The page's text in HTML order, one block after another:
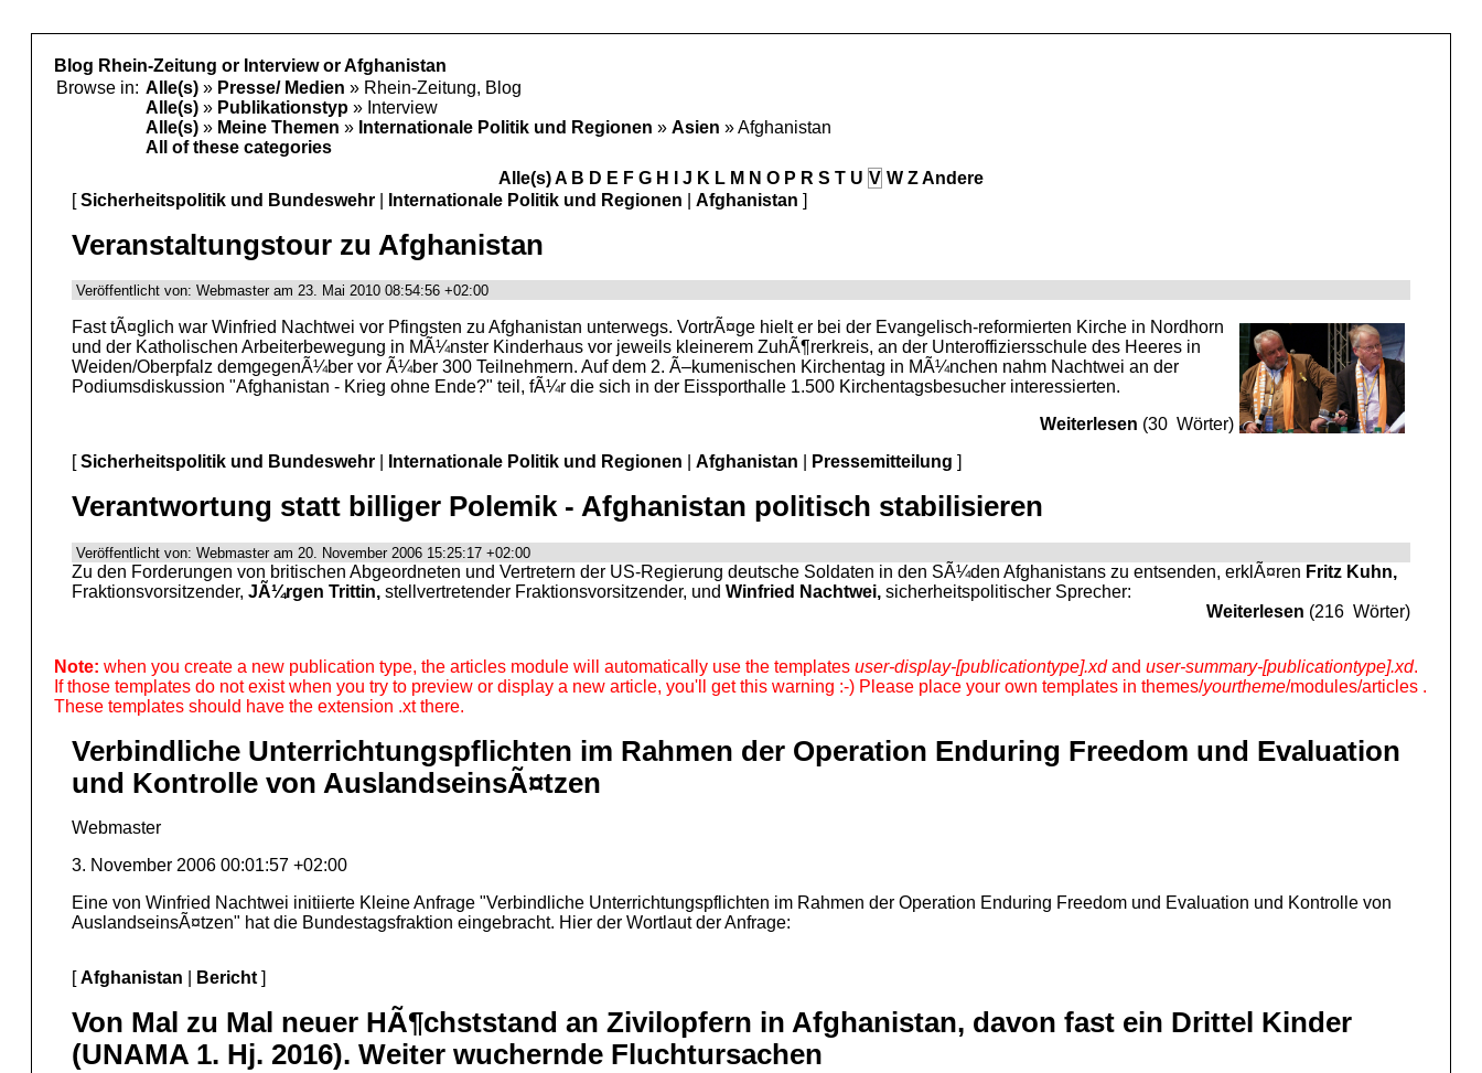
Blog Rhein-Zeitung or Interview or Afghanistan
Browse in: Alle(s) » Presse/ Medien » Rhein-Zeitung, Blog
Alle(s) » Publikationstyp » Interview
Alle(s) » Meine Themen » Internationale Politik und Regionen » Asien » Afghanistan
All of these categories
Alle(s)A B D E F G H J K L M N O P R S T U V W ZAndere
[Sicherheitspolitik und Bundeswehr Internationale Politik und Regionen Afghanistan ]
Veranstaltungstour zu Afghanistan
Veröffentlicht von: Webmaster am 23. Mai 2010 08:54:56 +02:00
Fast tÃ¤glich war Winfried Nachtwei vor Pfingsten zu Afghanistan unterwegs. VortrÃ¤ge hielt er bei der Evangelisch-reformierten Kirche in Nordhorn
und der Katholischen Arbeiterbewegung in MÃ¼nster Kinderhaus vor jeweils kleinerem ZuhÃ¶rerkreis, an der Unteroffiziersschule des Heeres in
Weiden/Oberpfalz demgegenÃ¼ber vor Ã¼ber 300 Teilnehmern. Auf dem 2. Ã–kumenischen Kirchentag in MÃ¼nchen nahm Nachtwei an der
Podiumsdiskussion "Afghanistan - Krieg ohne Ende?" teil, fÃ¼r die sich in der Eissporthalle 1.500 Kirchentagsbesucher interessierten.
Weiterlesen (30 Wörter)
[Sicherheitspolitik und Bundeswehr Internationale Politik und Regionen Afghanistan Pressemitteilung ]
Verantwortung statt billiger Polemik - Afghanistan politisch stabilisieren
Veröffentlicht von: Webmaster am 20. November 2006 15:25:17 +02:00
Zu den Forderungen von britischen Abgeordneten und Vertretern der US-Regierung deutsche Soldaten in den SÃ¼den Afghanistans zu entsenden, erklÃ¤ren Fritz Kuhn,
Fraktionsvorsitzender, JÃ¼rgen Trittin, stellvertretender Fraktionsvorsitzender, und Winfried Nachtwei, sicherheitspolitischer Sprecher:
Weiterlesen (216 Wörter)
Note: when you create a new publication type, the articles module will automatically use the templates user-display-[publicationtype].xdand user-summary-[publicationtype].xd.
If those templates do not exist when you try to preview or display a new article, you'll get this warning :-) Please place your own templates in themes/yourtheme/modules/articles .
These templates should have the extension .xt there.
Verbindliche Unterrichtungspflichten im Rahmen der Operation Enduring Freedom und Evaluation
und Kontrolle von AuslandseinsÃ¤tzen
Webmaster
3. November 2006 00:01:57 +02:00
Eine von Winfried Nachtwei initiierte Kleine Anfrage "Verbindliche Unterrichtungspflichten im Rahmen der Operation Enduring Freedom und Evaluation und Kontrolle von
AuslandseinsÃ¤tzen" hat die Bundestagsfraktion eingebracht. Hier der Wortlaut der Anfrage:
[Afghanistan Bericht ]
Von Mal zu Mal neuer HÃ¶chststand an Zivilopfern in Afghanistan, davon fast ein Drittel Kinder
(UNAMA 1. Hj. 2016). Weiter wuchernde Fluchtursachen